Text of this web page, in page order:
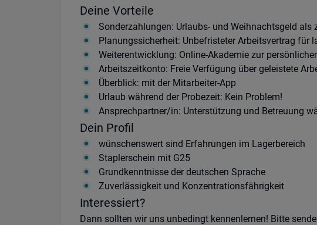
Deine Vorteile
Sonderzahlungen: Urlaubs- und Weihnachtsgeld als
Planungssicherheit: Unbefristeter Arbeitsvertrag für
Weiterentwicklung: Online-Akademie zur
Arbeitszeitkonto: Freie Verfügung über geleistete
Überblick: mit der Mitarbeiter-App
Urlaub während der Probezeit: Kein Problem!
Ansprechpartner/in: Unterstützung und Betreuung
Dein Profil
wünschenswert sind Erfahrungen im Lagerbereich
Staplerschein mit G25
Grundkenntnisse der deutschen Sprache
Zuverlässigkeit und Konzentrationsfährigkeit
Interessiert?
Dann sollten wir uns unbedingt kennenlernen! Bitte